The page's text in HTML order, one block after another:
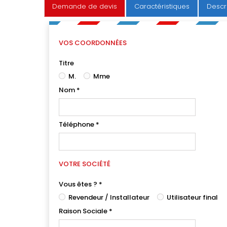
Demande de devis Caractéristiques
VOS COORDONNÉES
Titre
M.
Mme
Nom *
Téléphone *
VOTRE SOCIÉTÉ
Vous êtes ? *
Revendeur / Installateur
Utilisateur final
Raison Sociale *